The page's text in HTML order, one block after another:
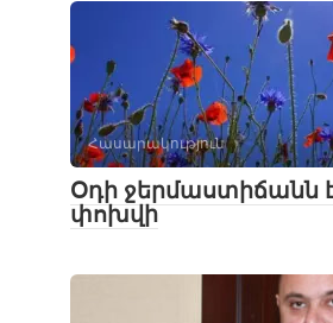
Հասարակություն
Օդի ջերմաստիճանն
փոխվի